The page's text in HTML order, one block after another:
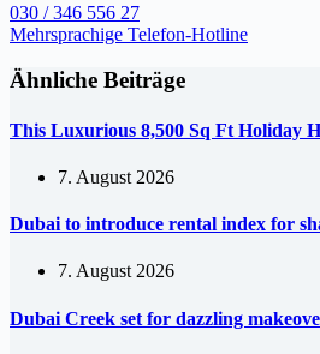
030 / 346 556 27
Mehrsprachige Telefon-Hotline
Ähnliche Beiträge
This Luxurious 8,500 Sq Ft Holiday
7. August 2026
Dubai to introduce rental index for
7. August 2026
Dubai Creek set for dazzling